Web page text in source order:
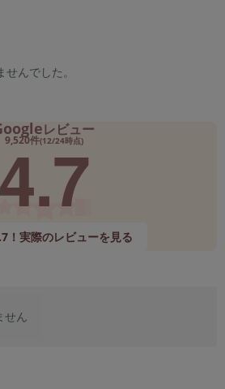
んでした。
レビュー
9,520件(12/24時点)
4.7
！実際のレビューを見る
せん
ど
。